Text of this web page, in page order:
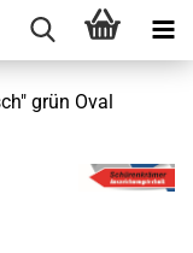
grün Oval